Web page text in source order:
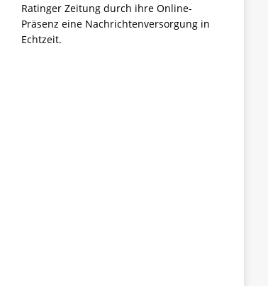
Ratinger Zeitung durch ihre Online-
Präsenz eine Nachrichtenversorgung in
Echtzeit.